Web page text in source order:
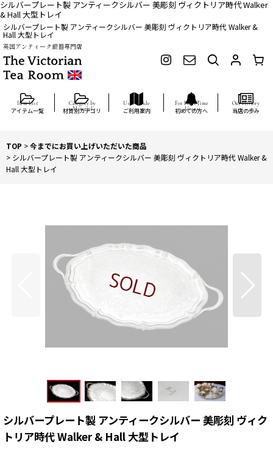
シルバープレート製 アンティークシルバー 美彫刻 ヴィクトリア時代 Walker
& Hall 大型トレイ
シルバープレート製 アンティークシルバー 美彫刻 ヴィクトリア時代 Walker &
Hall 大型トレイ
英国アンティーク銀器専門店
アイテム一覧 材質別カテゴリ ご利用案内 初めての方へ 当店の歩み
TOP >今までにお買い上げいただいた商品
> シルバープレート製 アンティークシルバー 美彫刻 ヴィクトリア時代 Walker &
Hall 大型トレイ
シルバープレート製 アンティークシルバー 美彫刻 ヴィク
トリア時代 Walker & Hall 大型トレイ